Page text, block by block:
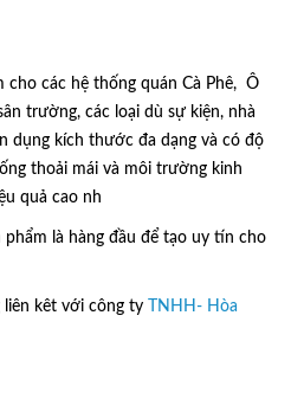
cho các hệ thống quán Cà Phê, Ô
trường, các loại dù sự kiện, nhà
dụng kích thước đa dạng và có độ
thoải mái và môi trường kinh
quả cao nh
phẩm là hàng đầu để tạo uy tín cho
kêt với công ty
TNHH- Hòa